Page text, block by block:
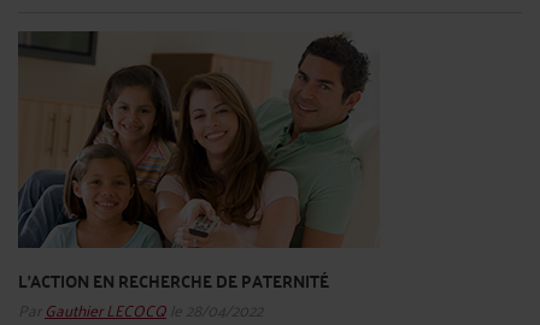
L'ACTION EN RECHERCHE DE PATERNITÉ
Par Gauthier LECOCQ le 28/04/2022